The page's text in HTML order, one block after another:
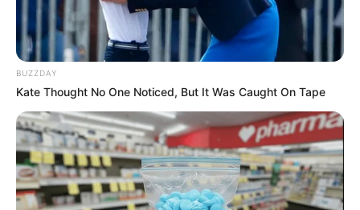
Little Red Temptations
BUZZDAY
Kate Thought No One Noticed, But It Was Caught On Tape